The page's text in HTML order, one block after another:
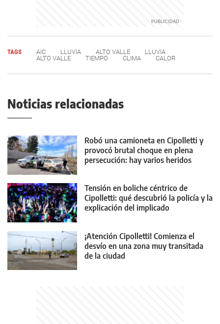
TAGS AIC LLUVIA ALTO VALLE
LLUVIA
ALTO VALLE
TIEMPO CLIMA CALOR
Noticias relacionadas
Robó una camioneta en Cipolletti y
provocó brutal choque en plena
persecución: hay varios heridos
Tensión en boliche céntrico de
Cipolletti: qué descubrió la policía y la
explicación del implicado
¡Atención Cipolletti! Comienza el
desvío en una zona muy transitada
de la ciudad